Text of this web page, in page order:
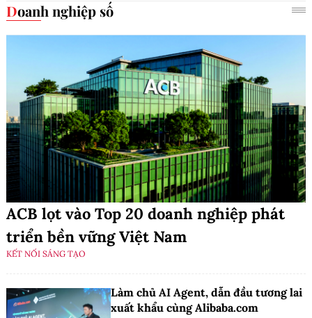
Doanh nghiệp số
ACB lọt vào Top 20 doanh nghiệp phát
triển bền vững Việt Nam
KẾT NỐI SÁNG TẠO
Làm chủ AI Agent, dẫn đầu tương lai
xuất khẩu cùng Alibaba.com